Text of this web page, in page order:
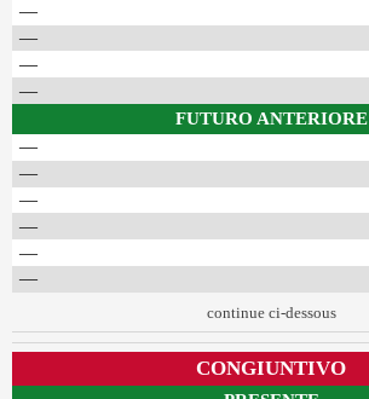
—
—
—
—
FUTURO ANTERIORE
—
—
—
—
—
—
continue ci-dessous
CONGIUNTIVO